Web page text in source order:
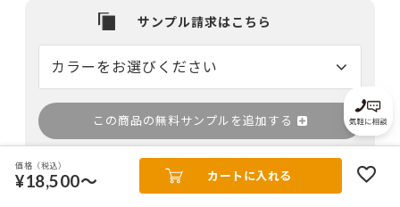
この商品の無料サンプルを追加する
サンプル請求フォームへ＞
価格（税込）
¥18,500～ カートに入れる